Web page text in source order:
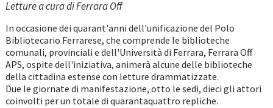
Letture a cura di Ferrara Off
In occasione dei quarant'anni dell'unificazione del Polo
Bibliotecario Ferrarese, che comprende le biblioteche
comunali, provinciali e dell'Università di Ferrara, Ferrara Off
APS, ospite dell'iniziativa, animerà alcune delle biblioteche
della cittadina estense con letture drammatizzate.
Due le giornate di manifestazione, otto le sedi, dieci gli attori
coinvolti per un totale di quarantaquattro repliche.